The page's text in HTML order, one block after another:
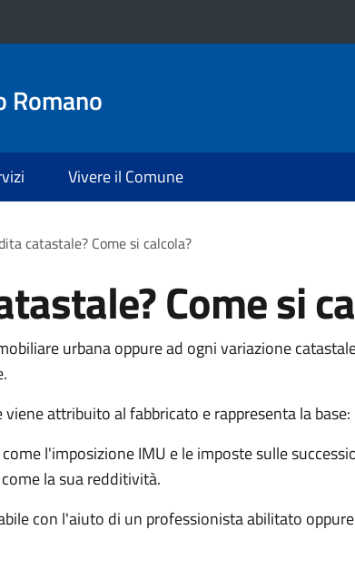
Romano
Vivere il Comune
catastale? Come si calcola?
Come si
urbana oppure ad ogni variazione
attribuito al fabbricato e rappresenta la base:
l'imposizione IMU e le imposte sulle
la sua redditività.
con l'aiuto di un professionista abilitato